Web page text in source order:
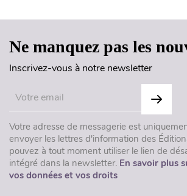
Ne manquez pas les
Inscrivez-vous à notre newsletter
Votre adresse de messagerie est
envoyer les lettres d'information des
pouvez à tout moment utiliser le lien de
intégré dans la newsletter. En savoir plus
vos données et vos droits